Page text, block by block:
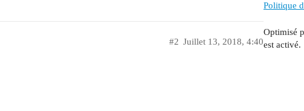
Juillet 13, 2018, 4:40
#2
Politique
Optimisé
est activé.